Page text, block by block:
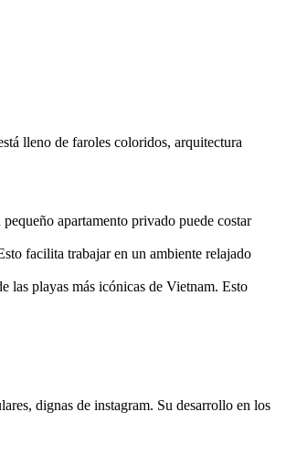
lleno de faroles coloridos, arquitectura
apartamento privado puede costar
facilita trabajar en un ambiente relajado
las playas más icónicas de Vietnam. Esto
dignas de instagram. Su desarrollo en los